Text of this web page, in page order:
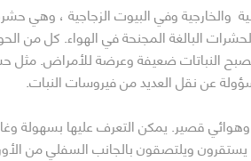
والخارجية وفي البيوت الزجاجية ،
البالغة المجنحة في الهواء. كل من
النباتات ضعيفة وعرضة للأمراض. مثل
عن نقل العديد من فيروسات النبات.
بيضاء ناعمة وهوائي قصير. يمكن التعرف عليها
ويلتصقون بالجانب السفلي من